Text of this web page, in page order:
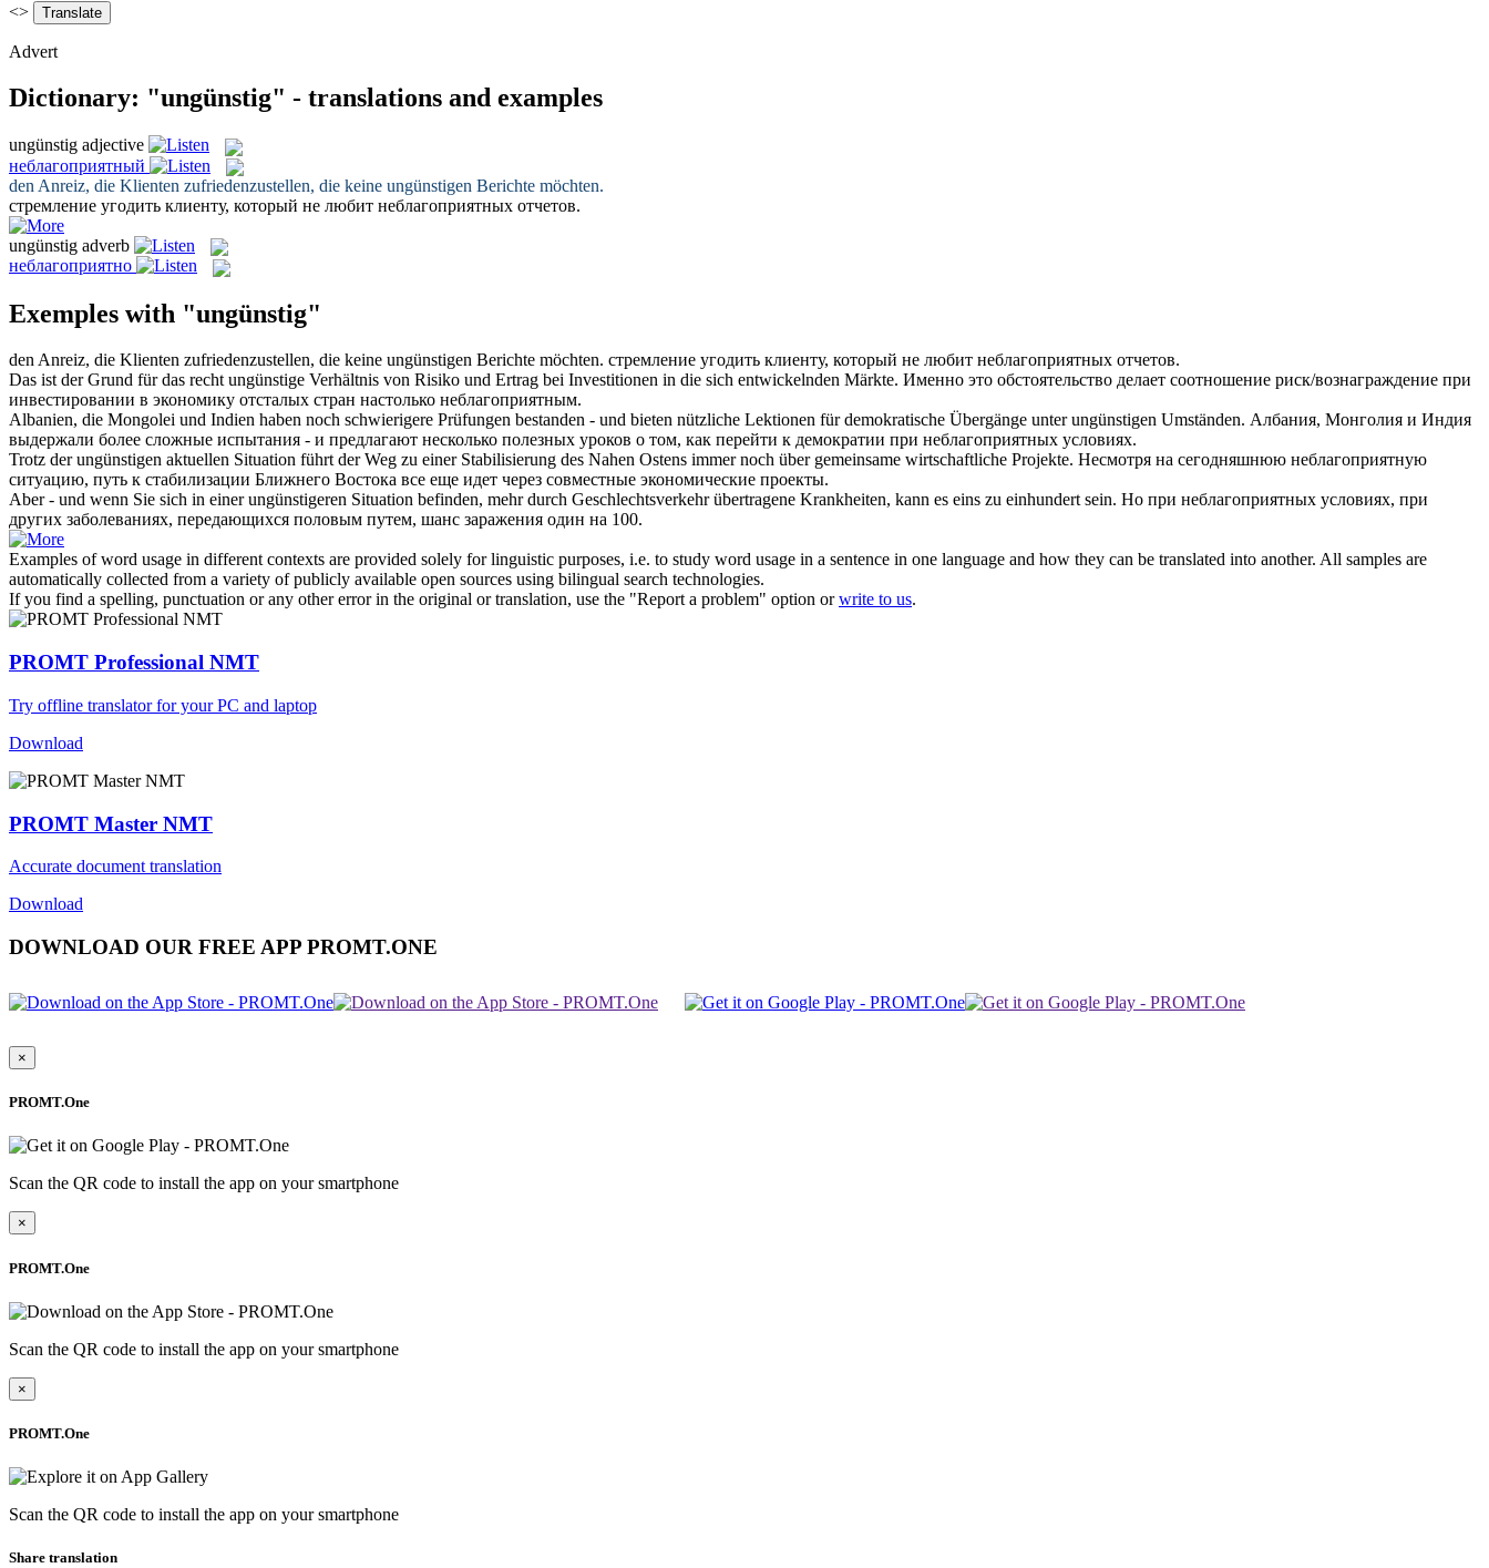
<>
Advert
Dictionary: "ungünstig" - translations and examples
ungünstig adjective
неблагоприятный
den Anreiz, die Klienten zufriedenzustellen, die keine ungünstigen Berichte möchten.
стремление угодить клиенту, который не любит неблагоприятных отчетов.
ungünstig adverb
неблагоприятно
Exemples with "ungünstig"
den Anreiz, die Klienten zufriedenzustellen, die keine ungünstigen Berichte möchten. стремление угодить клиенту, который не любит неблагоприятных отчетов.
Das ist der Grund für das rechtungünstige Verhältnis von Risiko und Ertrag bei Investitionen in die sich entwickelnden Märkte. Именно это обстоятельство делает соотношение риск/вознаграждение при
инвестировании в экономику отсталых стран настолько неблагоприятным.
Albanien, die Mongolei und Indien haben noch schwierigere Prüfungen bestanden - und bieten nützliche Lektionen für demokratische Übergänge unterungünstigen Umständen. Албания, Монголия и Индия
выдержали более сложные испытания - и предлагают несколько полезных уроков о том, как перейти к демократии при неблагоприятных условиях.
Trotz derungünstigen aktuellen Situation führt der Weg zu einer Stabilisierung des Nahen Ostens immer noch über gemeinsame wirtschaftliche Projekte. Несмотря на сегодняшнюю неблагоприятную
ситуацию, путь к стабилизации Ближнего Востока все еще идет через совместные экономические проекты.
Aber - und wenn Sie sich in einerungünstigeren Situation befinden, mehr durch Geschlechtsverkehr übertragene Krankheiten, kann es eins zu einhundert sein. Но при неблагоприятных условиях, при
других заболеваниях, передающихся половым путем, шанс заражения один на 100.
Examples of word usage in different contexts are provided solely for linguistic purposes, i.e. to study word usage in a sentence in one language and how they can be translated into another. All samples are
automatically collected from a variety of publicly available open sources using bilingual search technologies.
If you find a spelling, punctuation or any other error in the original or translation, use the "Report a problem" option orwrite to us.
PROMT Professional NMT
Try offline translator for your PC and laptop
Download
PROMT Master NMT
Accurate document translation
Download
DOWNLOAD OUR FREE APP PROMT.ONE
×
PROMT.One
Scan the QR code to install the app on your smartphone
×
PROMT.One
Scan the QR code to install the app on your smartphone
×
PROMT.One
Scan the QR code to install the app on your smartphone
Share translation